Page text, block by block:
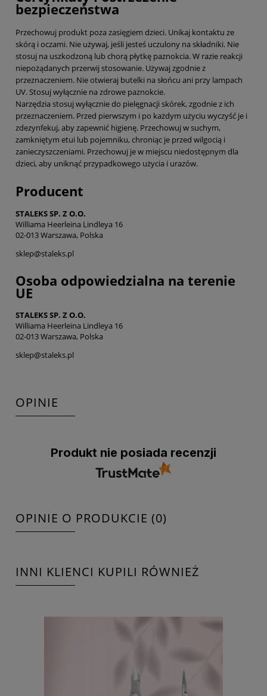
bezpieczeństwa
Przechowuj produkt poza zasięgiem dzieci. Unikaj kontaktu ze
skórą i oczami. Nie używaj, jeśli jesteś uczulony na składniki. Nie
stosuj na uszkodzoną lub chorą płytkę paznokcia. W razie reakcji
niepożądanych przerwij stosowanie. Używaj zgodnie z
przeznaczeniem. Nie otwieraj butelki na słońcu ani przy lampach
UV. Stosuj wyłącznie na zdrowe paznokcie.
Narzędzia stosuj wyłącznie do pielęgnacji skórek, zgodnie z ich
przeznaczeniem. Przed pierwszym i po każdym użyciu wyczyść je i
zdezynfekuj, aby zapewnić higienę. Przechowuj w suchym,
zamkniętym etui lub pojemniku, chroniąc je przed wilgocią i
zanieczyszczeniami. Przechowuj je w miejscu niedostępnym dla
dzieci, aby uniknąć przypadkowego użycia i urazów.
Producent
STALEKS SP. Z O.O.
Williama Heerleina Lindleya 16
02-013 Warszawa, Polska
sklep@staleks.pl
Osoba odpowiedzialna na terenie
UE
STALEKS SP. Z O.O.
Williama Heerleina Lindleya 16
02-013 Warszawa, Polska
sklep@staleks.pl
OPINIE
Produkt nie posiada recenzji
OPINIE O PRODUKCIE (0)
INNI KLIENCI KUPILI RÓWNIEŻ